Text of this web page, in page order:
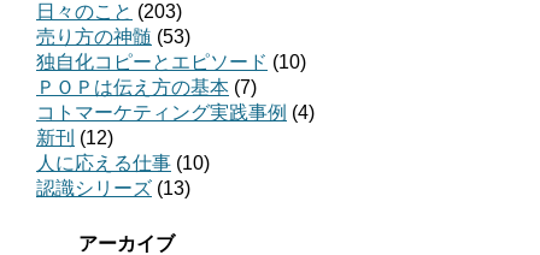
日々のこと (203)
売り方の神髄 (53)
独自化コピーとエピソード (10)
ＰＯＰは伝え方の基本 (7)
コトマーケティング実践事例 (4)
新刊 (12)
人に応える仕事 (10)
認識シリーズ (13)
アーカイブ